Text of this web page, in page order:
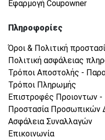
Εφαρμογή Coupowner
Πληροφορίες
Όροι & Πολιτική
Πολιτική ασφάλειας
Τρόποι Αποστολής -
Τρόποι Πληρωμής
Επιστροφές Προιοντων -
Προστασία Προσωπικών
Ασφάλεια Συναλλαγών
Επικοινωνία